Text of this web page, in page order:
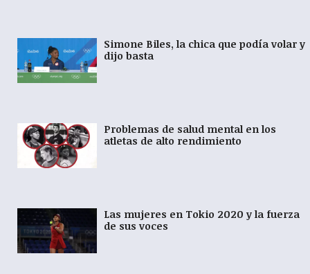
Simone Biles, la chica que podía volar y
dijo basta
Problemas de salud mental en los
atletas de alto rendimiento
Las mujeres en Tokio 2020 y la fuerza
de sus voces